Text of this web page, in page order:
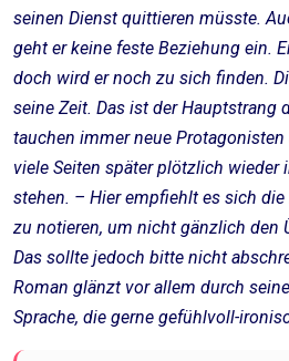
seinen Dienst quittieren müsste.
geht er keine feste Beziehung ein.
doch wird er noch zu sich finden.
seine Zeit. Das ist der Hauptstrang
tauchen immer neue
viele Seiten später plötzlich wieder
stehen. – Hier empfiehlt es sich
zu notieren, um nicht gänzlich den
Das sollte jedoch bitte nicht
Roman glänzt vor allem durch
Sprache, die gerne gefühlvoll-